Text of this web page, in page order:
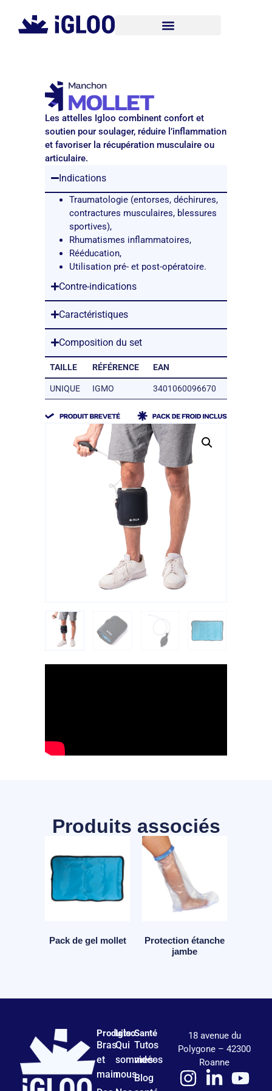
Les attelles Igloo combinent confort et
soutien pour soulager, réduire l’inflammation
et favoriser la récupération musculaire ou
articulaire.
Indications
Traumatologie (entorses, déchirures,
contractures musculaires, blessures
sportives),
Rhumatismes inflammatoires,
Rééducation,
Utilisation pré- et post-opératoire.
Contre-indications
Caractéristiques
Composition du set
TAILLE RÉFÉRENCE EAN
UNIQUE IGMO 3401060096670
Produits associés
Pack de gel mollet
Protection étanche
jambe
Produits
Bras
et
main
Igloo
Qui
sommes-
nous
Santé
Tutos
vidéos
Blog
18 avenue du
Polygone – 42300
Roanne